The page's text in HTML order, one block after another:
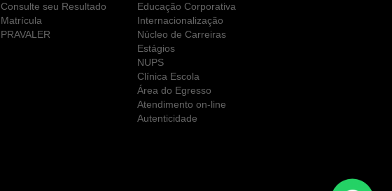
Consulte seu Resultado
Matrícula
PRAVALER
Educação Corporativa
Internacionalização
Núcleo de Carreiras
Estágios
NUPS
Clínica Escola
Área do Egresso
Atendimento on-line
Autenticidade